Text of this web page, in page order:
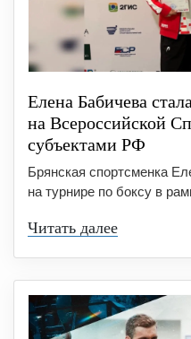
Елена Бабичева
на Всероссийской
субъектами РФ
Брянская спортсменка
на турнире по боксу в
Читать далее